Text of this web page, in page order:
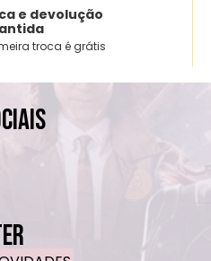
Não utilizar
e devolução
troca é grátis